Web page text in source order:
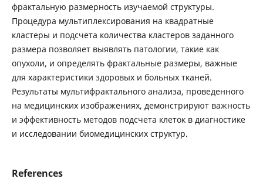
фрактальную размерность изучаемой структуры.
Процедура мультиплексирования на квадратные
кластеры и подсчета количества кластеров заданного
размера позволяет выявлять патологии, такие как
опухоли, и определять фрактальные размеры, важные
для характеристики здоровых и больных тканей.
Результаты мультифрактального анализа, проведенного
на медицинских изображениях, демонстрируют важность
и эффективность методов подсчета клеток в диагностике
и исследовании биомедицинских структур.
References